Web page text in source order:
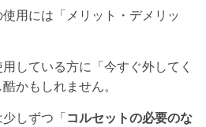
用には「メリット・デメリッ
している方に「今すぐ外してく
かもしれません。
しずつ「コルセットの必要のな